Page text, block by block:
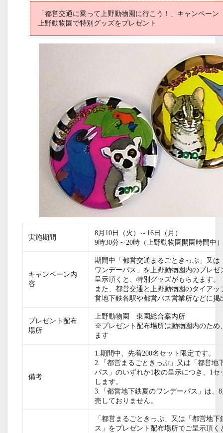
「都営交通に乗って上野動物園に行こう！」キャンペーン
上野動物園で特別グッズをプレゼント
実施期間
8月10日（火）～16日（月）
9時30分～20時（上野動物園開園時間中
キャンペーン内
容
期間中「都営交通まるごときっぷ」又は
ワンデーパス」を上野動物園内のプレゼ
呈示頂くと、特別グッズがもらえます。
また、都営交通と上野動物園のタイアッ
営地下鉄各駅や都営バス営業所などに掲
プレゼント配布
場所
上野動物園 東園総合案内所
※プレゼント配布場所は動物園内のため
ます
備考
1.期間中、先着200名セット限定です。
2.「都営まるごときっぷ」又は「都営地
パス」のいずれか1枚の呈示につき、1セ
します。
3.「都営地下鉄夏のワンデーパス」は、
売しておりません。
「都営まるごときっぷ」又は「都営地
ス」をプレゼント配布場所でご呈示頂く